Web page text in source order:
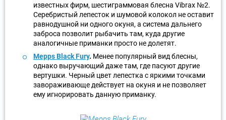
известных фирм, шестиграммовая блесна Vibrax №2.
Серебристый лепесток и шумовой колокол не оставит
равнодушной ни одного окуня, а система дальнего
заброса позволит рыбачить там, куда другие
аналогичные приманки просто не долетят.
Mepps Black Fury. Менее популярный вид блесны,
однако выручающий даже там, где пасуют другие
вертушки. Черный цвет лепестка с яркими точками
завораживающе действует на окуня и не позволяет
ему игнорировать данную приманку.